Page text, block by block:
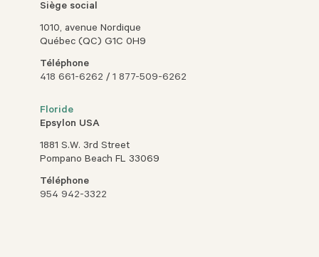
Siège social
1010, avenue Nordique
Québec (QC) G1C 0H9
Téléphone
418 661-6262 /1 877-509-6262
Floride
Epsylon USA
1881 S.W. 3rd Street
Pompano Beach FL 33069
Téléphone
954 942-3322